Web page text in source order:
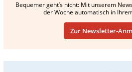
Bequemer geht’s nicht: Mit unserem
der Woche automatisch in
Zur Newsletter-